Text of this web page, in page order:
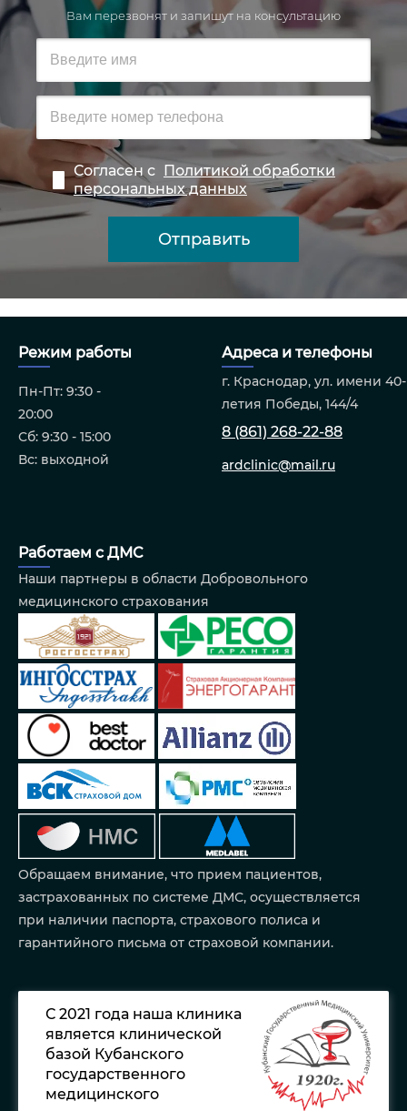
Вам перезвонят и запишут на консультацию
Согласен с Политикой обработки
персональных данных
Режим работы
Пн-Пт: 9:30 -
20:00
Сб: 9:30 - 15:00
Вс: выходной
Адреса и телефоны
г. Краснодар, ул. имени 40-
летия Победы, 144/4
8 (861) 268-22-88
ardclinic@mail.ru
Работаем с ДМС
Наши партнеры в области Добровольного
медицинского страхования
Обращаем внимание, что прием пациентов,
застрахованных по системе ДМС, осуществляется
при наличии паспорта, страхового полиса и
гарантийного письма от страховой компании.
С 2021 года наша клиника
является клинической
базой Кубанского
государственного
медицинского